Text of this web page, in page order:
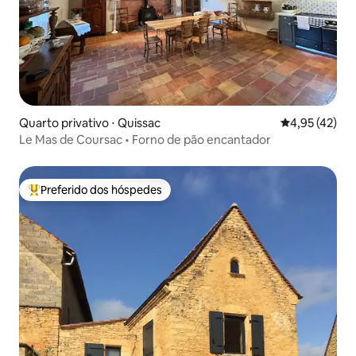
Quarto privativo ⋅ Quissac 4,95 de uma
4,95 (42)
Le Mas de Coursac • Forno de pão encantador
Entre os melhores preferidos dos hóspedes
Preferido dos hóspedes